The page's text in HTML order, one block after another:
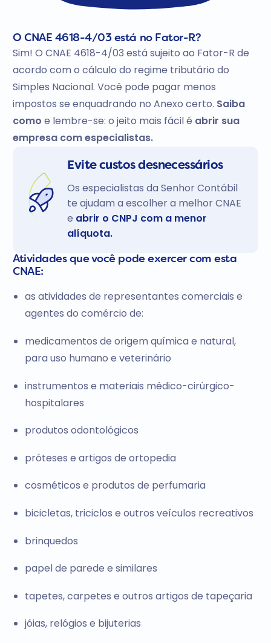
O CNAE 4618-4/03 está no Fator-R?
Sim! O CNAE 4618-4/03 está sujeito ao Fator-R de
acordo com o cálculo do regime tributário do
Simples Nacional. Você pode pagar menos
impostos se enquadrando no Anexo certo. Saiba
como e lembre-se: o jeito mais fácil é abrir sua
empresa com especialistas.
Evite custos desnecessários
Os especialistas da Senhor Contábil
te ajudam a escolher a melhor CNAE
e abrir o CNPJ com a menor
alíquota.
Atividades que você pode exercer com esta
CNAE:
as atividades de representantes comerciais e
agentes do comércio de:
medicamentos de origem química e natural,
para uso humano e veterinário
instrumentos e materiais médico-cirúrgico-
hospitalares
produtos odontológicos
próteses e artigos de ortopedia
cosméticos e produtos de perfumaria
bicicletas, triciclos e outros veículos recreativos
brinquedos
papel de parede e similares
tapetes, carpetes e outros artigos de tapeçaria
jóias, relógios e bijuterias